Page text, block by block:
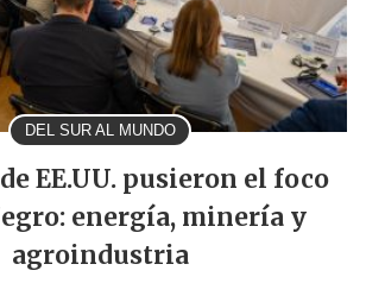
DEL SUR AL MUNDO
EE.UU. pusieron el foco
energía, minería y
agroindustria